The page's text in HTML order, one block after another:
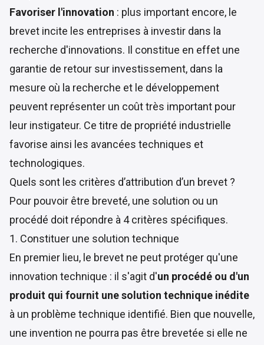
Favoriser l'innovation : plus important encore, le
brevet incite les entreprises à investir dans la
recherche d'innovations. Il constitue en effet une
garantie de retour sur investissement, dans la
mesure où la recherche et le développement
peuvent représenter un coût très important pour
leur instigateur. Ce titre de propriété industrielle
favorise ainsi les avancées techniques et
technologiques.
Quels sont les critères d’attribution d’un brevet ?
Pour pouvoir être breveté, une solution ou un
procédé doit répondre à 4 critères spécifiques.
1. Constituer une solution technique
En premier lieu, le brevet ne peut protéger qu'une
innovation technique : il s'agit d'un procédé ou d'un
produit qui fournit une solution technique inédite
à un problème technique identifié. Bien que nouvelle,
une invention ne pourra pas être brevetée si elle ne